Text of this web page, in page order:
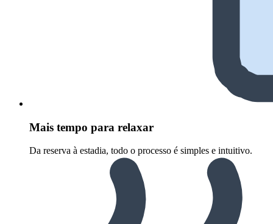
Mais tempo para relaxar
Da reserva à estadia, todo o processo é simples e intuitivo.